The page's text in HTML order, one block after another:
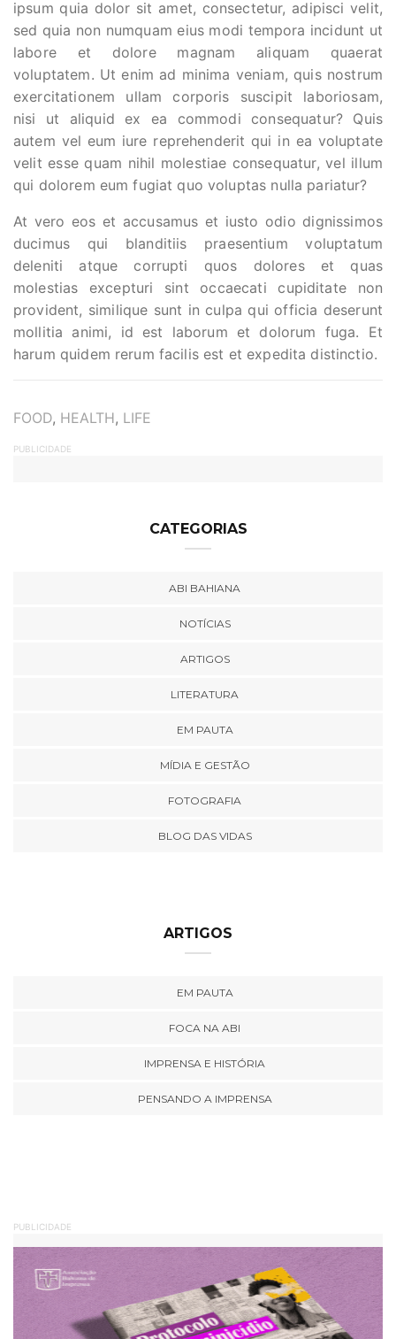
ipsum quia dolor sit amet, consectetur, adipisci velit,
sed quia non numquam eius modi tempora incidunt ut
labore et dolore magnam aliquam quaerat
voluptatem. Ut enim ad minima veniam, quis nostrum
exercitationem ullam corporis suscipit laboriosam,
nisi ut aliquid ex ea commodi consequatur? Quis
autem vel eum iure reprehenderit qui in ea voluptate
velit esse quam nihil molestiae consequatur, vel illum
qui dolorem eum fugiat quo voluptas nulla pariatur?
At vero eos et accusamus et iusto odio dignissimos
ducimus qui blanditiis praesentium voluptatum
deleniti atque corrupti quos dolores et quas
molestias excepturi sint occaecati cupiditate non
provident, similique sunt in culpa qui officia deserunt
mollitia animi, id est laborum et dolorum fuga. Et
harum quidem rerum facilis est et expedita distinctio.
TAGS
FOOD, HEALTH, LIFE
PUBLICIDADE
CATEGORIAS
ABI BAHIANA
NOTÍCIAS
ARTIGOS
LITERATURA
EM PAUTA
MÍDIA E GESTÃO
FOTOGRAFIA
BLOG DAS VIDAS
ARTIGOS
EM PAUTA
FOCA NA ABI
IMPRENSA E HISTÓRIA
PENSANDO A IMPRENSA
PUBLICIDADE